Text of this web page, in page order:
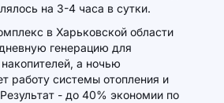
на 3-4 часа в сутки.
в Харьковской области
генерацию для
а ночью
работу системы отопления и
- до 40% экономии по